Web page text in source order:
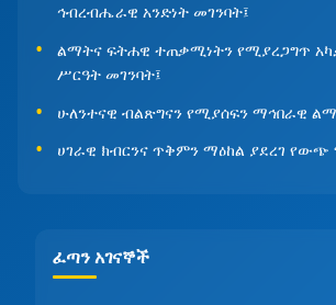
ኅብረብሔራዊ አንድነት መገንባት፤
ልማትና ፍትሐዊ ተጠቃሚነትን የሚያረጋግጥ
ሥርዓት መገንባት፤
ሁለንተናዊ ብልጽግናን የሚያሰፍን ማኅበራዊ
ሀገራዊ ክብርንና ጥቅምን ማዕከል ያደረገ የውጭ
ፈጣን አገናኞች